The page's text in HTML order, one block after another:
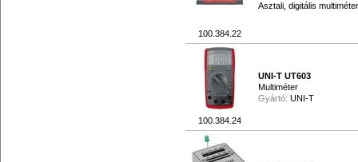
100.384.22
Asztali, digitális multiméter
100.384.24
UNI-T UT603
Multiméter
Gyártó: UNI-T